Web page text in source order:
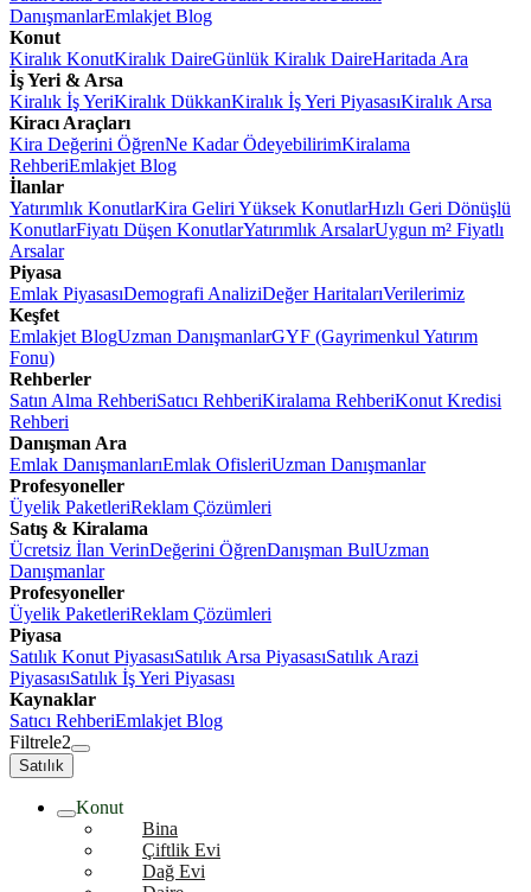
DanışmanlarEmlakjet Blog
Konut
Kiralık KonutKiralık DaireGünlük Kiralık DaireHaritada Ara
İş Yeri & Arsa
Kiralık İş YeriKiralık DükkanKiralık İş Yeri PiyasasıKiralık Arsa
Kiracı Araçları
Kira Değerini ÖğrenNe Kadar ÖdeyebilirimKiralama
RehberiEmlakjet Blog
İlanlar
Yatırımlık KonutlarKira Geliri Yüksek KonutlarHızlı Geri Dönüşlü
KonutlarFiyatı Düşen KonutlarYatırımlık ArsalarUygun m² Fiyatlı
Arsalar
Piyasa
Emlak PiyasasıDemografi AnaliziDeğer HaritalarıVerilerimiz
Keşfet
Emlakjet BlogUzman DanışmanlarGYF (Gayrimenkul Yatırım
Fonu)
Rehberler
Satın Alma RehberiSatıcı RehberiKiralama RehberiKonut Kredisi
Rehberi
Danışman Ara
Emlak DanışmanlarıEmlak OfisleriUzman Danışmanlar
Profesyoneller
Üyelik PaketleriReklam Çözümleri
Satış & Kiralama
Ücretsiz İlan VerinDeğerini ÖğrenDanışman BulUzman
Danışmanlar
Profesyoneller
Üyelik PaketleriReklam Çözümleri
Piyasa
Satılık Konut PiyasasıSatılık Arsa PiyasasıSatılık Arazi
PiyasasıSatılık İş Yeri Piyasası
Kaynaklar
Satıcı RehberiEmlakjet Blog
Filtrele2
Satılık
Konut
Bina
Çiftlik Evi
Dağ Evi